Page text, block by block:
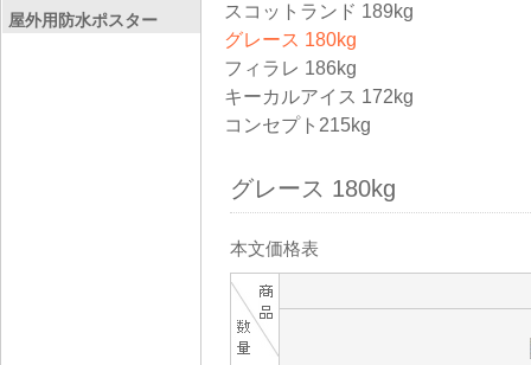
屋外用防水ポスター
スコットランド 189kg
グレース 180kg
フィラレ 186kg
キーカルアイス 172kg
コンセプト215kg
グレース 180kg
本文価格表